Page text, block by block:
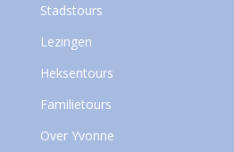
Stadstours
Lezingen
Heksentours
Familietours
Over Yvonne